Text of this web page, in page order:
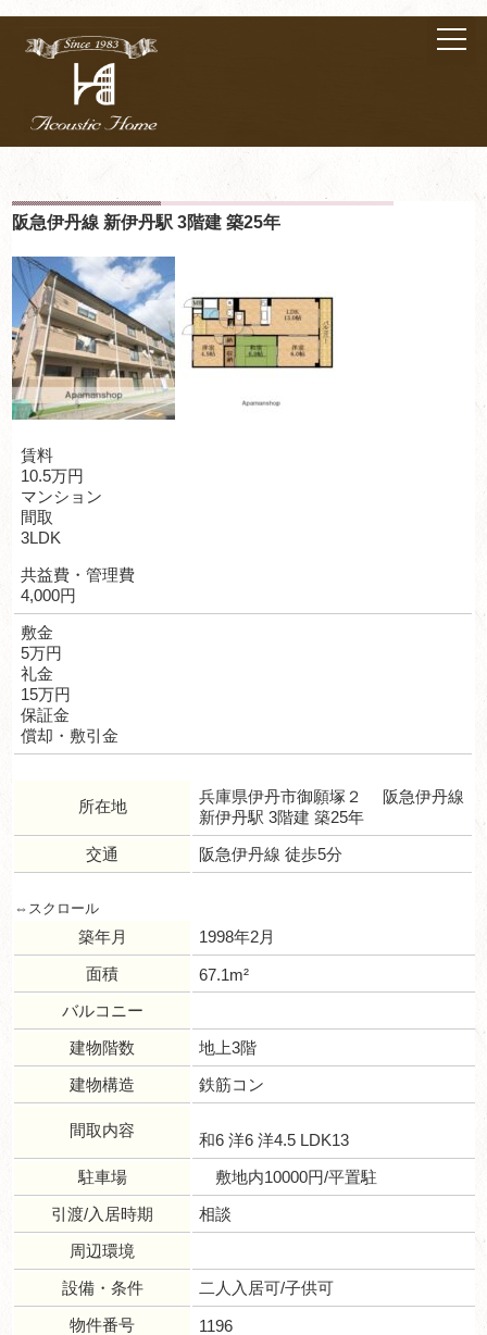
阪急伊丹線 新伊丹駅 3階建 築25年
賃料
10.5万円
マンション
間取
3LDK
共益費・管理費
4,000円
敷金
5万円
礼金
15万円
保証金
償却・敷引金
所在地
兵庫県伊丹市御願塚２ 阪急伊丹線
新伊丹駅 3階建 築25年
交通
阪急伊丹線 徒歩5分
築年月
1998年2月
面積
67.1m²
バルコニー
建物階数
地上3階
建物構造
鉄筋コン
間取内容
和6 洋6 洋4.5 LDK13
駐車場
敷地内10000円/平置駐
引渡/入居時期
相談
周辺環境
設備・条件
二人入居可/子供可
物件番号
1196